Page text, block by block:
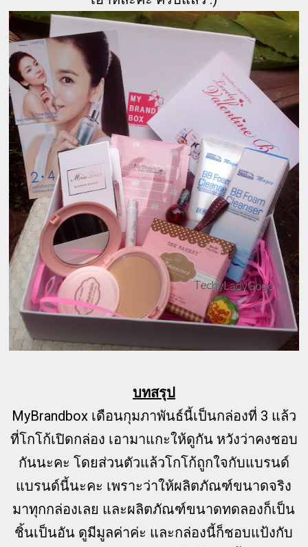
บทสรุป
MyBrandbox เดือนกุมภาพันธ์นี้เป็นกล่องที่ 3 แล้ว
ที่โกโก้เปิดกล่อง เอามาแกะให้ดูกัน หวังว่าคงชอบ
กันนะคะ โดยส่วนตัวแล้วโกโก้ถูกใจกับแบรนด์
แบรนด์นี้นะคะ เพราะว่าให้ผลิตภัณฑ์ขนาดจริง
มาทุกกล่องเลย และผลิตภัณฑ์ขนาดทดลองก็เป็น
ชิ้นเป็นอัน ดูมีมูลค่าค่ะ และกล่องนี้ก็ชอบแป้งกับ